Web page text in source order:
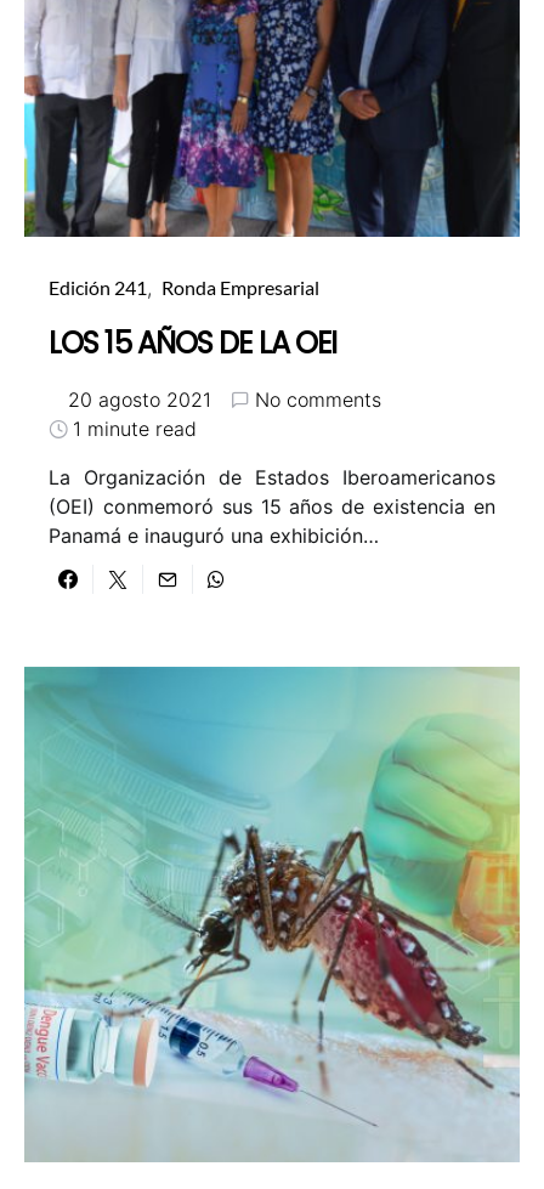
Edición 241 Ronda Empresarial
LOS 15 AÑOS DE LA OEI
20 agosto 2021
No comments
1 minute read
La Organización de Estados Iberoamericanos
(OEI) conmemoró sus 15 años de existencia en
Panamá e inauguró una exhibición…